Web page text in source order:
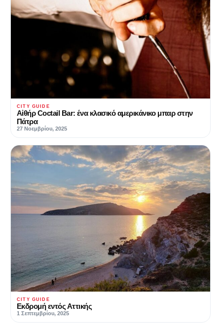
CITY GUIDE
Αἰθήρ Coctail Bar: ένα κλασικό αμερικάνικο μπαρ στην
Πάτρα
27 Νοεμβρίου, 2025
CITY GUIDE
Εκδρομή εντός Αττικής
1 Σεπτεμβρίου, 2025